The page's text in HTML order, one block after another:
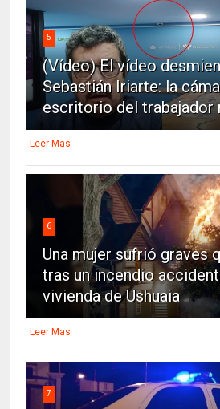
5
(Vídeo) El vídeo
Sebastián Iriarte: la
escritorio del trabajador
Leer Mas
6
Una mujer sufrió graves
tras un incendio
vivienda de Ushuaia
Leer Mas
7